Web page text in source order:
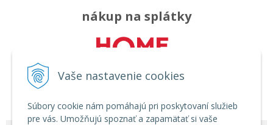
Vaše nastavenie cookies
Súbory cookie nám pomáhajú pri poskytovaní služieb
pre vás. Umožňujú spoznať a zapamätať si vaše
nákup na splátky